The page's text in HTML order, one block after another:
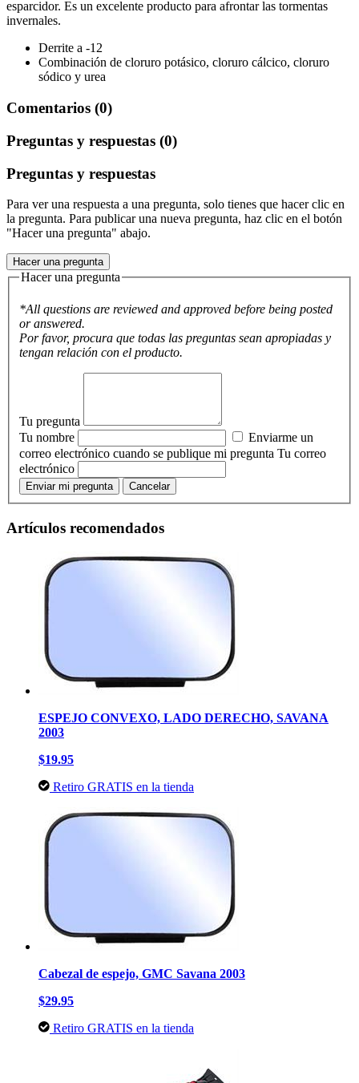
esparcidor. Es un excelente producto para afrontar las tormentas
invernales.
Derrite a -12
Combinación de cloruro potásico, cloruro cálcico, cloruro
sódico y urea
Comentarios (0)
Preguntas y respuestas (0)
Preguntas y respuestas
Para ver una respuesta a una pregunta, solo tienes que hacer clic en
la pregunta. Para publicar una nueva pregunta, haz clic en el botón
"Hacer una pregunta" abajo.
Hacer una pregunta
Hacer una pregunta
*All questions are reviewed and approved before being posted
or answered.
Por favor, procura que todas las preguntas sean apropiadas y
tengan relación con el producto.
Tu pregunta
Tu nombre
Enviarme un
correo electrónico cuando se publique mi pregunta Tu correo
electrónico
Enviar mi pregunta Cancelar
Artículos recomendados
ESPEJO CONVEXO, LADO DERECHO, SAVANA
2003
$19.95
Retiro GRATIS en la tienda
Cabezal de espejo, GMC Savana 2003
$29.95
Retiro GRATIS en la tienda